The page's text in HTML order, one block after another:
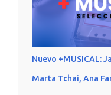
Nuevo +MUSICAL:
Marta Tchai, Ana